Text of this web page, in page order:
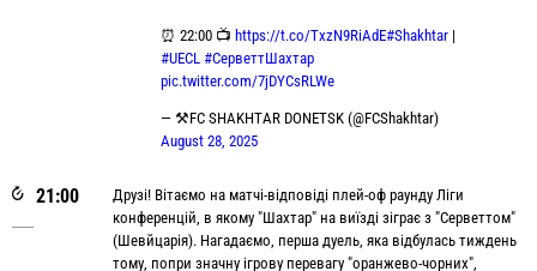
⏰ 22:00 📺https://t.co/TxzN9RiAdE#Shakhtar |
#UECL #СерветтШахтар
pic.twitter.com/7jDYCsRLWe
— ⚒FC SHAKHTAR DONETSK (@FCShakhtar)
August 28, 2025
21:00
Друзі! Вітаємо на матчі-відповіді плей-оф раунду Ліги
конференцій, в якому "Шахтар" на виїзді зіграє з "Серветтом"
(Шевйцарія). Нагадаємо, перша дуель, яка відбулась тиждень
тому, попри значну ігрову перевагу "оранжево-чорних",